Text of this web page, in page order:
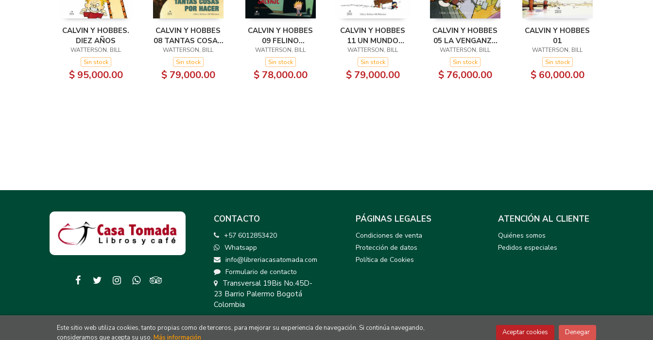
CALVIN Y HOBBES.
DIEZ AÑOS
WATTERSON, BILL
Sin stock
$ 95,000.00
CALVIN Y HOBBES
08 TANTAS COSAS
POR HACER
WATTERSON, BILL
Sin stock
$ 79,000.00
CALVIN Y HOBBES
09 FELINO
HOMICIDA SALVAJE
WATTERSON, BILL
Sin stock
$ 78,000.00
CALVIN Y HOBBES
11 UN MUNDO
MAGICO
WATTERSON, BILL
Sin stock
$ 79,000.00
CALVIN Y HOBBES
05 LA VENGANZA
DE LOS CHICOS
WATTERSON, BILL
Sin stock
$ 76,000.00
CALVIN Y HOBBES
01
WATTERSON, BILL
Sin stock
$ 60,000.00
CONTACTO
+57 6012853420
Whatsapp
info@libreriacasatomada.com
Formulario de contacto
Transversal 19Bis No.45D-
23 Barrio Palermo Bogotá
Colombia
PÁGINAS LEGALES
Condiciones de venta
Protección de datos
Política de Cookies
ATENCIÓN AL CLIENTE
Quiénes somos
Pedidos especiales
Este sitio web utiliza cookies, tanto propias como de terceros, para mejorar su experiencia de navegación. Si continúa navegando,
consideramos que acepta su uso. Más información
Aceptar cookies Denegar